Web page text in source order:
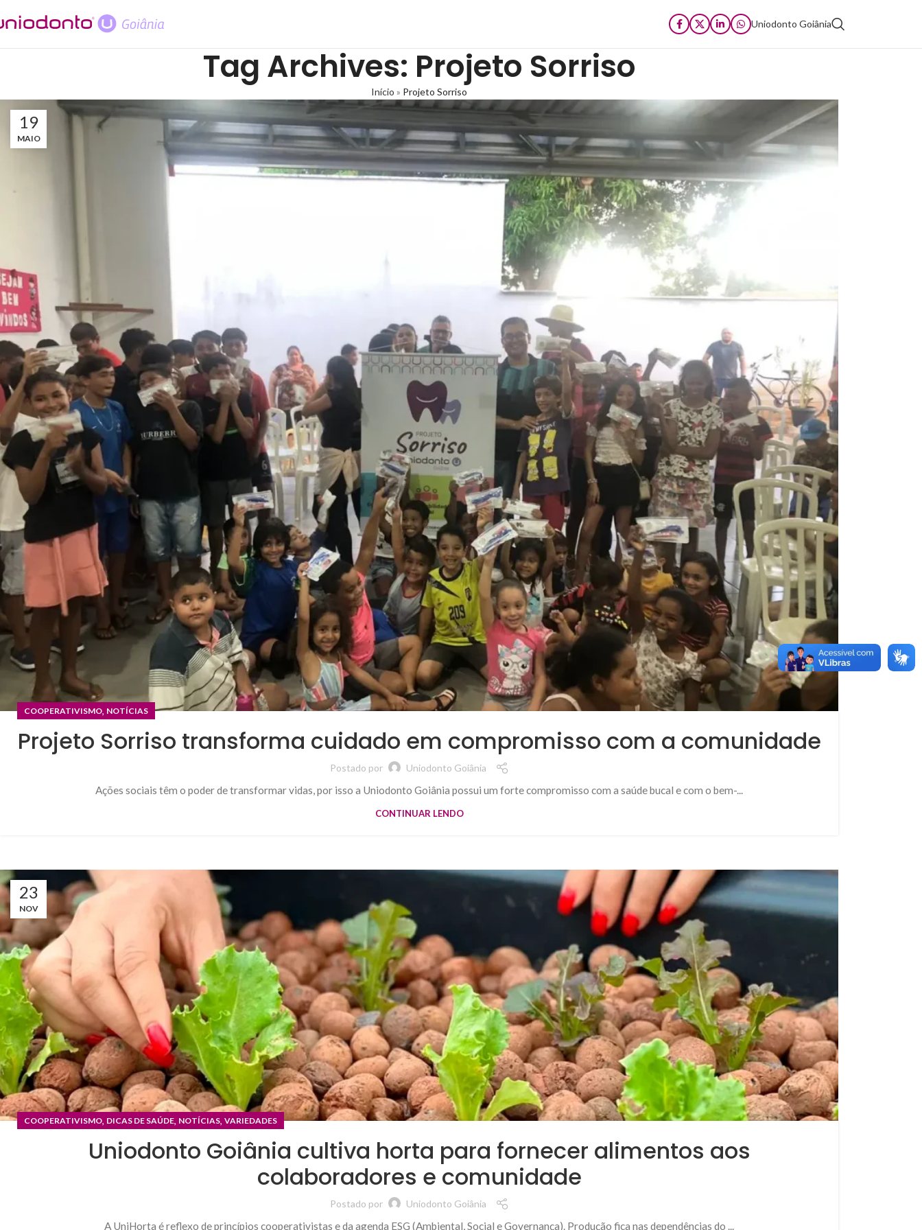
Uniodonto Goiânia
Tag Archives: Projeto Sorriso
Início » Projeto Sorriso
19
MAIO
COOPERATIVISMO, NOTÍCIAS
Projeto Sorriso transforma cuidado em compromisso com a comunidade
Postado por Uniodonto Goiânia
Ações sociais têm o poder de transformar vidas, por isso a Uniodonto Goiânia possui um forte compromisso com a saúde bucal e com o bem-...
CONTINUAR LENDO
23
NOV
COOPERATIVISMO, DICAS DE SAÚDE, NOTÍCIAS, VARIEDADES
Uniodonto Goiânia cultiva horta para fornecer alimentos aos
colaboradores e comunidade
Postado por Uniodonto Goiânia
A UniHorta é reflexo de princípios cooperativistas e da agenda ESG (Ambiental, Social e Governança). Produção fica nas dependências do ...